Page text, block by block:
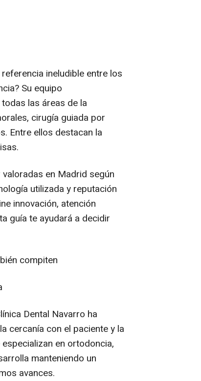
ineludible entre los
Su equipo
las áreas de la
cirugía guiada por
Entre ellos destacan la
en Madrid según
utilizada y reputación
innovación, atención
guía te ayudará a decidir
compiten
Dental Navarro ha
cercanía con el paciente y la
en ortodoncia,
manteniendo un
avances.